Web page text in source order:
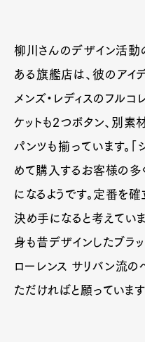
柳川さんのデザイン活動
ある旗艦店は、彼のアイ
メンズ・レディスのフル
ケットも2つボタン、別素
パンツも揃っています。
めて購入するお客様の多
になるようです。定番を
決め手になると考えてい
身も昔デザインしたブラ
ローレンス サリバン流
ただければと願っています